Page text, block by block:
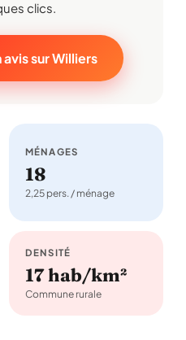
clics.
sur Williers
MÉNAGES
18
2,25 pers. / ménage
DENSITÉ
17 hab/km²
Commune rurale